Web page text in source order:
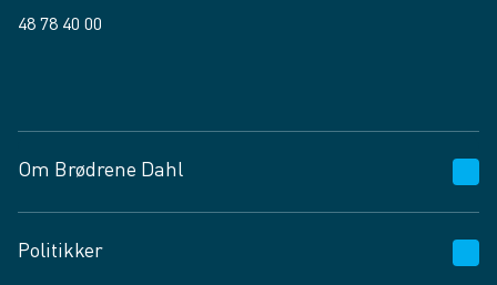
48 78 40 00
Om Brødrene Dahl
Vagttelefon 30 10 89 89
Politikker